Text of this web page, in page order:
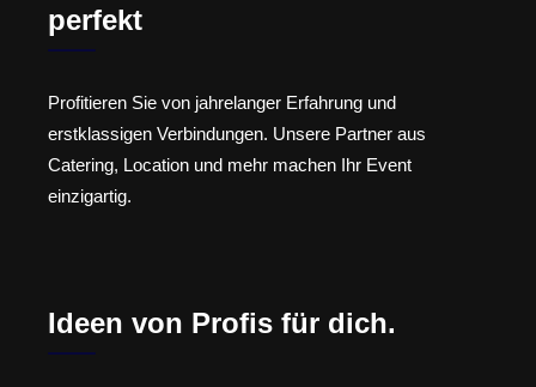
perfekt
Profitieren Sie von jahrelanger Erfahrung und
erstklassigen Verbindungen. Unsere Partner aus
Catering, Location und mehr machen Ihr Event
einzigartig.
Ideen von Profis für dich.